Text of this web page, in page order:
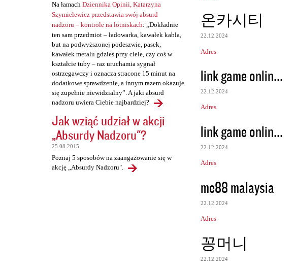
Na łamach Dziennika Opinii, Katarzyna
Szymielewicz przedstawia swój absurd
nadzoru – kontrole na lotniskach: „Dokładnie
ten sam przedmiot – ładowarka, kawałek kabla,
but na podwyższonej podeszwie, pasek,
kawałek metalu gdzieś przy ciele, czy coś w
kształcie tuby – raz uruchamia sygnał
ostrzegawczy i oznacza stracone 15 minut na
dodatkowe sprawdzenie, a innym razem okazuje
się zupełnie niewidzialny”. A jaki absurd
nadzoru uwiera Ciebie najbardziej?
Jak wziąć udział w akcji
„Absurdy Nadzoru"?
25.08.2015
Poznaj 5 sposobów na zaangażowanie się w
akcję „Absurdy Nadzoru".
온카시티
22.12.2024
Adres
link game onlin...
22.12.2024
Adres
link game onlin...
22.12.2024
Adres
me88 malaysia
22.12.2024
Adres
꽁머니
22.12.2024